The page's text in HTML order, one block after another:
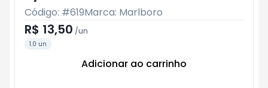
Código: #619Marca: Marlboro
R$ 13,50 /un
1.0 un
Adicionar ao carrinho